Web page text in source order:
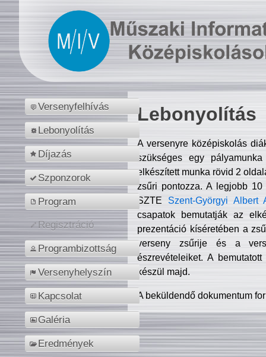
Versenyfelhívás
Lebonyolítás
Díjazás
Szponzorok
Program
Regisztráció
Programbizottság
Versenyhelyszín
Kapcsolat
Galéria
Eredmények
Lebonyolítás
A versenyre középiskolás
szükséges egy
elkészített munka rövid 2
zsűri pontozza. A legjobb
SZTE Szent-Györgyi Albert
csapatok bemutatják az
prezentáció kíséretében a
verseny zsűrije és a
észrevételeiket. A
készül majd.
A beküldendő dokumentum